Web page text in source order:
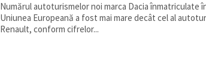
Numărul autoturismelor noi marca Dacia înmatriculate
Uniunea Europeană a fost mai mare decât cel al
Renault, conform cifrelor...